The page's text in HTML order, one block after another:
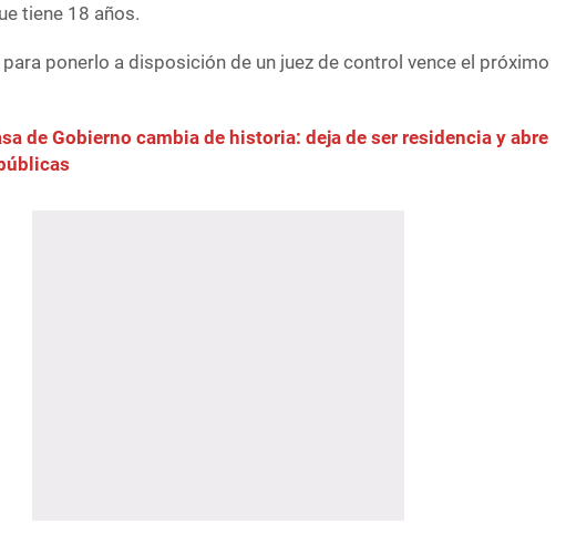
tiene 18 años.
ponerlo a disposición de un juez de control vence el próximo
de Gobierno cambia de historia: deja de ser residencia y abre